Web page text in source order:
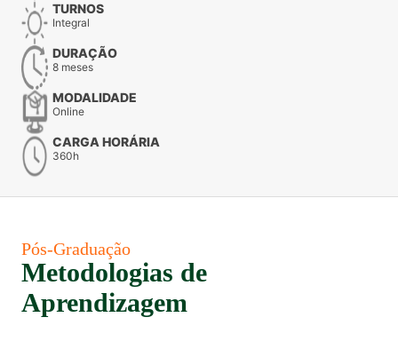
TURNOS
Integral
DURAÇÃO
8 meses
MODALIDADE
Online
CARGA HORÁRIA
360h
Pós-Graduação
Metodologias de
Aprendizagem